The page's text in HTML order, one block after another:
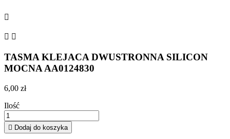

 
TASMA KLEJACA DWUSTRONNA SILICON
MOCNA AA0124830
6,00 zł
Ilość
 Dodaj do koszyka